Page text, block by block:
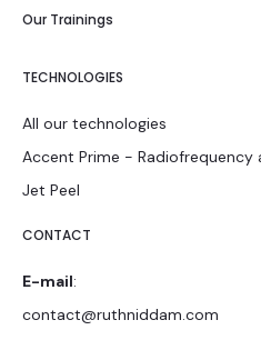
Our Trainings
TECHNOLOGIES
All our technologies
Accent Prime - Radiofrequency
Jet Peel
CONTACT
E-mail:
contact@ruthniddam.com